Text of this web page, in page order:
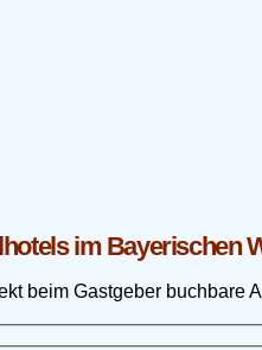
im Bayerischen
beim Gastgeber buchbare